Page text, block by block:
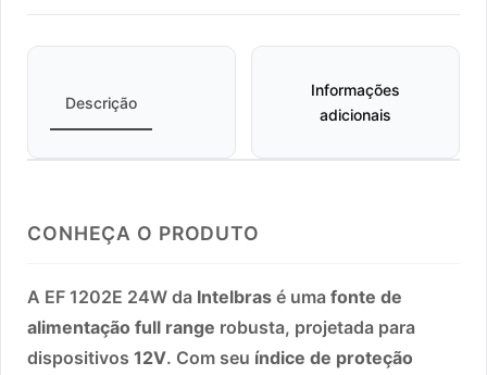
Descrição
Informações
adicionais
CONHEÇA O PRODUTO
A EF 1202E 24W da Intelbras é uma fonte de
alimentação full range robusta, projetada para
dispositivos 12V. Com seu índice de proteção